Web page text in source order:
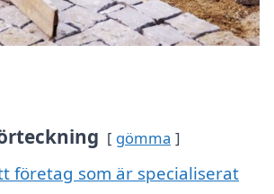
gömma
företag som är specialiserat